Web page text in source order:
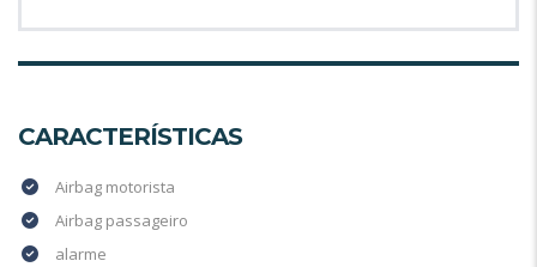
CARACTERÍSTICAS
Airbag motorista
Airbag passageiro
alarme